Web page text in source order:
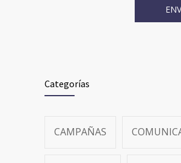
Categorías
CAMPAÑAS